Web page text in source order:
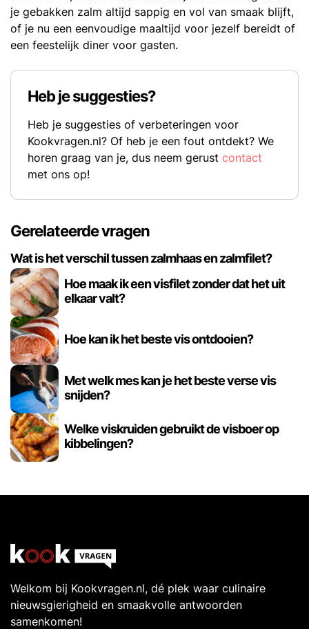
je gebakken zalm altijd sappig en vol van smaak blijft,
of je nu een eenvoudige maaltijd voor jezelf bereidt of
een feestelijk diner voor gasten.
Heb je suggesties?
Heb je suggesties of verbeteringen voor
Kookvragen.nl? Of heb je een fout ontdekt? We
horen graag van je, dus neem gerust contact
met ons op!
Gerelateerde vragen
Wat is het verschil tussen zalmhaas en zalmfilet?
Hoe maak ik een visfilet zonder dat het uit
elkaar valt?
Hoe kan ik het beste vis ontdooien?
Met welk mes kan je het beste verse vis
snijden?
Welke viskruiden gebruikt de visboer op
kibbelingen?
Welkom bij Kookvragen.nl, dé plek waar culinaire
nieuwsgierigheid en smaakvolle antwoorden
samenkomen!